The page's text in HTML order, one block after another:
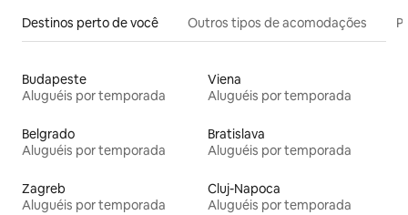
Destinos perto de você Outros tipos de acomodações
Budapeste
Aluguéis por temporada
Viena
Aluguéis por temporada
Belgrado
Aluguéis por temporada
Bratislava
Aluguéis por temporada
Zagreb
Aluguéis por temporada
Cluj-Napoca
Aluguéis por temporada